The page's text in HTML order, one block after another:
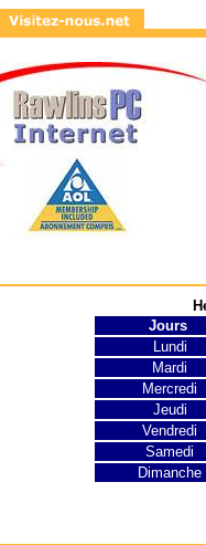
Jours
Lundi
Mardi
Mercredi
Jeudi
Vendredi
Samedi
Dimanche